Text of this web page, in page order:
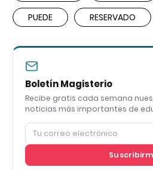
PUEDE RESERVADO
Boletín Magisterio
Recibe gratis cada semana
noticias más importantes de